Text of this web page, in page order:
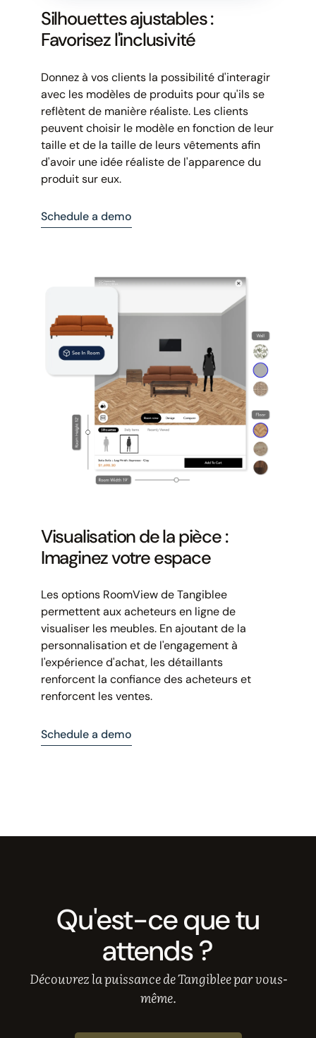
Silhouettes ajustables :
Favorisez l'inclusivité
Donnez à vos clients la possibilité d'interagir
avec les modèles de produits pour qu'ils se
reflètent de manière réaliste. Les clients
peuvent choisir le modèle en fonction de leur
taille et de la taille de leurs vêtements afin
d'avoir une idée réaliste de l'apparence du
produit sur eux.
Schedule a demo
Visualisation de la pièce :
Imaginez votre espace
Les options RoomView de Tangiblee
permettent aux acheteurs en ligne de
visualiser les meubles. En ajoutant de la
personnalisation et de l'engagement à
l'expérience d'achat, les détaillants
renforcent la confiance des acheteurs et
renforcent les ventes.
Schedule a demo
Qu'est-ce que tu
attends ?
Découvrez la puissance de Tangiblee par vous-
même.